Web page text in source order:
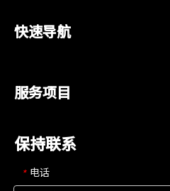
快速导航
服务项目
保持联系
* 电话